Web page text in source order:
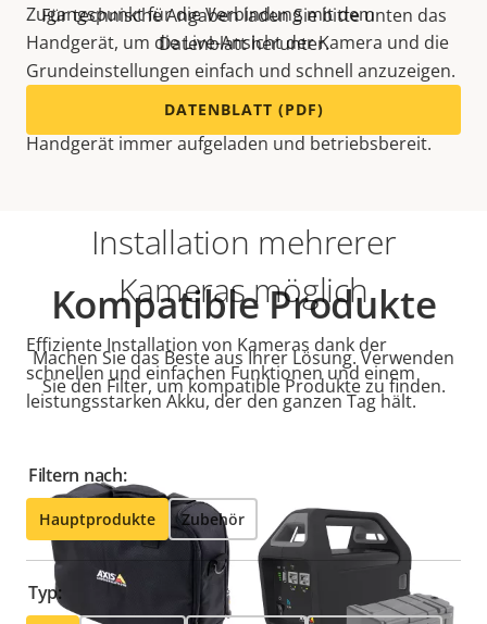
Zugangspunkt für die Verbindung mit dem
Handgerät, um die Live-Ansicht der Kamera und die
Grundeinstellungen einfach und schnell anzuzeigen.
Über einen USB-Anschluss am AXIS T8415 ist das
Handgerät immer aufgeladen und betriebsbereit.
Installation mehrerer
Kameras möglich
Effiziente Installation von Kameras dank der
schnellen und einfachen Funktionen und einem
leistungsstarken Akku, der den ganzen Tag hält.
Für technische Angaben laden Sie bitte unten das
Datenblatt herunter.
DATENBLATT (PDF)
Kompatible Produkte
Machen Sie das Beste aus Ihrer Lösung. Verwenden
Sie den Filter, um kompatible Produkte zu finden.
Filtern nach:
Hauptprodukte Zubehör
Typ: